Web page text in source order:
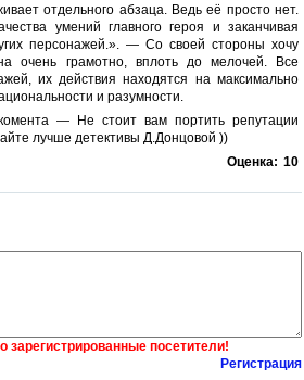
отдельного абзаца. Ведь её просто нет.
умений главного героя и заканчивая
персонажей.». — Со своей стороны хочу
очень грамотно, вплоть до мелочей. Все
их действия находятся на максимально
и разумности.
— Не стоит вам портить репутации
лучше детективы Д.Донцовой ))
Оценка: 10
зарегистрированные посетители!
Регистрация